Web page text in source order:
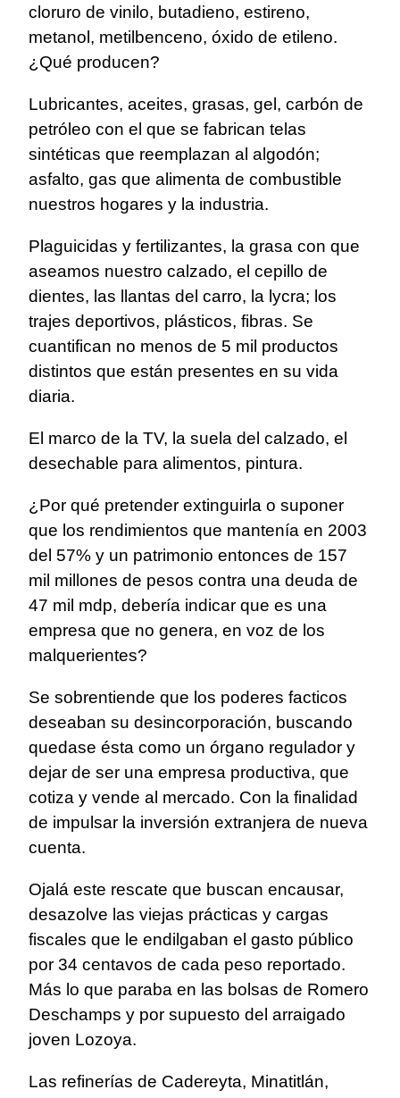
cloruro de vinilo, butadieno, estireno,
metanol, metilbenceno, óxido de etileno.
¿Qué producen?
Lubricantes, aceites, grasas, gel, carbón de
petróleo con el que se fabrican telas
sintéticas que reemplazan al algodón;
asfalto, gas que alimenta de combustible
nuestros hogares y la industria.
Plaguicidas y fertilizantes, la grasa con que
aseamos nuestro calzado, el cepillo de
dientes, las llantas del carro, la lycra; los
trajes deportivos, plásticos, fibras. Se
cuantifican no menos de 5 mil productos
distintos que están presentes en su vida
diaria.
El marco de la TV, la suela del calzado, el
desechable para alimentos, pintura.
¿Por qué pretender extinguirla o suponer
que los rendimientos que mantenía en 2003
del 57% y un patrimonio entonces de 157
mil millones de pesos contra una deuda de
47 mil mdp, debería indicar que es una
empresa que no genera, en voz de los
malquerientes?
Se sobrentiende que los poderes facticos
deseaban su desincorporación, buscando
quedase ésta como un órgano regulador y
dejar de ser una empresa productiva, que
cotiza y vende al mercado. Con la finalidad
de impulsar la inversión extranjera de nueva
cuenta.
Ojalá este rescate que buscan encausar,
desazolve las viejas prácticas y cargas
fiscales que le endilgaban el gasto público
por 34 centavos de cada peso reportado.
Más lo que paraba en las bolsas de Romero
Deschamps y por supuesto del arraigado
joven Lozoya.
Las refinerías de Cadereyta, Minatitlán,